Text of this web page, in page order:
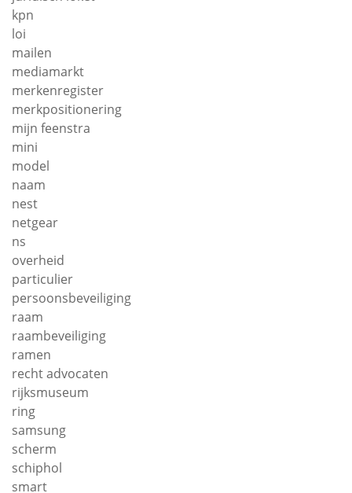
kpn
loi
mailen
mediamarkt
merkenregister
merkpositionering
mijn feenstra
mini
model
naam
nest
netgear
ns
overheid
particulier
persoonsbeveiliging
raam
raambeveiliging
ramen
recht advocaten
rijksmuseum
ring
samsung
scherm
schiphol
smart